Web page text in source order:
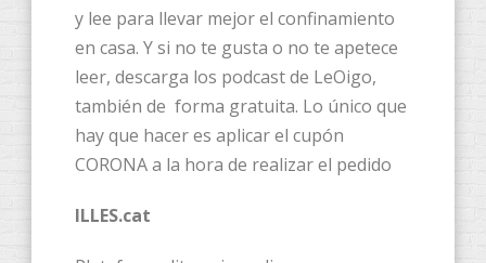
y lee para llevar mejor el confinamiento
en casa. Y si no te gusta o no te apetece
leer, descarga los podcast de LeOigo,
también de forma gratuita. Lo único que
hay que hacer es aplicar el cupón
CORONA a la hora de realizar el pedido
ILLES.cat